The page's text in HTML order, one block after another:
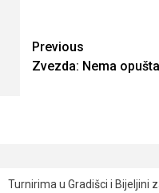
Continue
Reading
Previous
Zvezda: Nema
Turnirima u Gradišci i Bijeljini